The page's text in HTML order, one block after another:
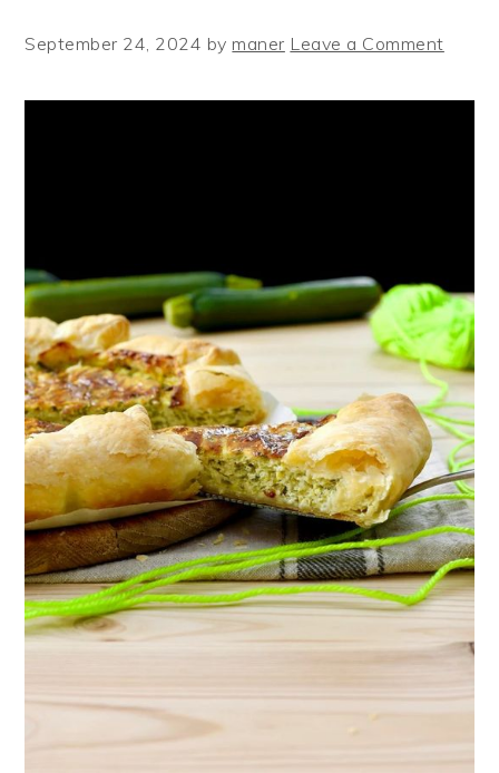
September 24, 2024 bymaner Leave a Comment